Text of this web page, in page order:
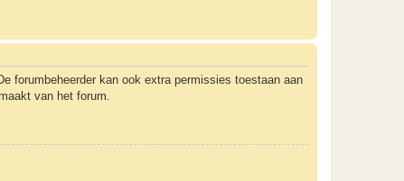
forumbeheerder kan ook extra permissies toestaan aan
van het forum.